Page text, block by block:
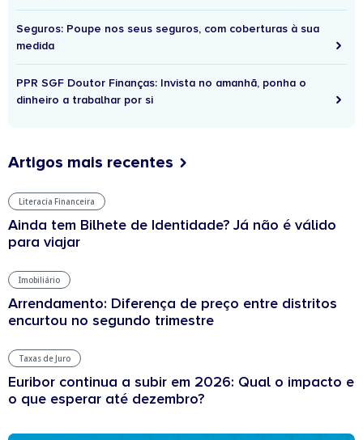
Seguros: Poupe nos seus seguros, com coberturas à sua
medida
PPR SGF Doutor Finanças: Invista no amanhã, ponha o
dinheiro a trabalhar por si
Artigos mais recentes
Literacia Financeira
Ainda tem Bilhete de Identidade? Já não é válido
para viajar
Imobiliário
Arrendamento: Diferença de preço entre distritos
encurtou no segundo trimestre
Taxas de Juro
Euribor continua a subir em 2026: Qual o impacto e
o que esperar até dezembro?